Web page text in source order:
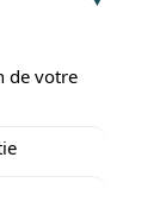
de votre